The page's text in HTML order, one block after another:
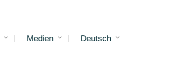
Medien Deutsch